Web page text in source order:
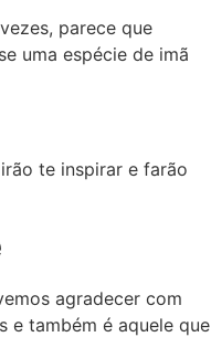
parece que
uma espécie de imã
te inspirar e farão
agradecer com
e também é aquele que